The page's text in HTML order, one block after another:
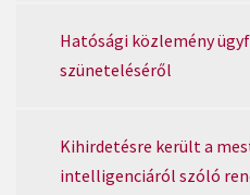
Hatósági közlemény
szüneteléséről
Kihirdetésre került a
intelligenciáról szóló